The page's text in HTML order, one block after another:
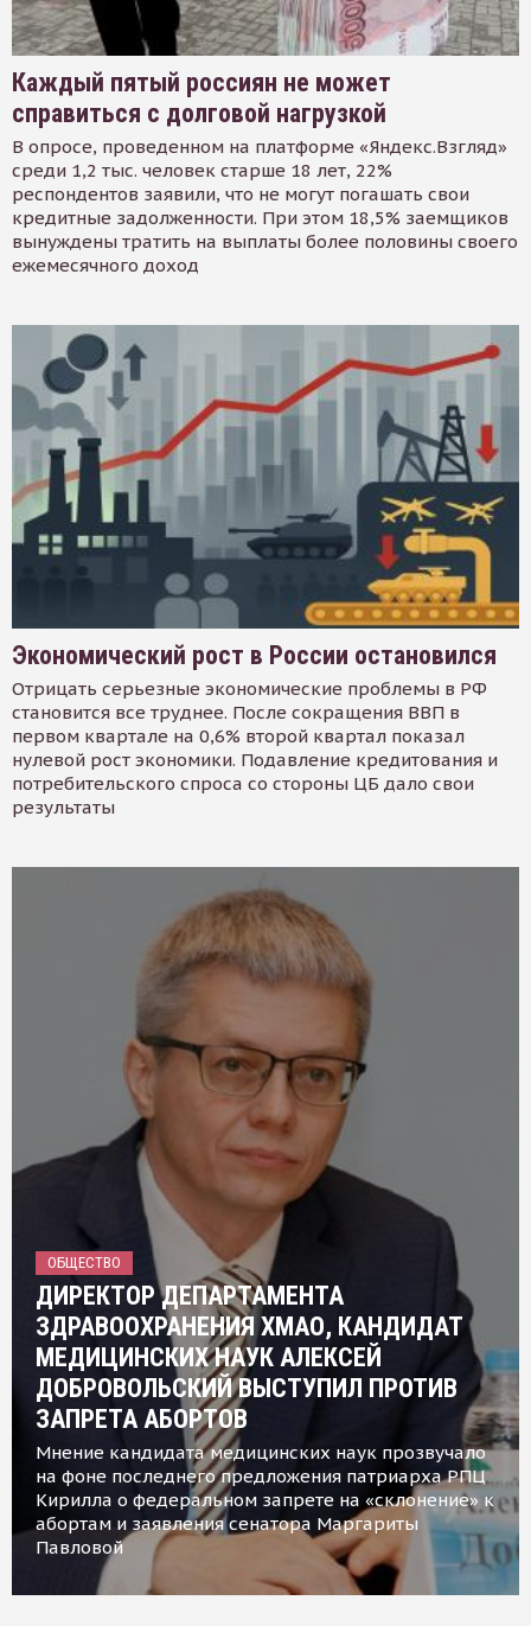
Каждый пятый россиян не может
справиться с долговой нагрузкой
В опросе, проведенном на платформе «Яндекс.Взгляд»
среди 1,2 тыс. человек старше 18 лет, 22%
респондентов заявили, что не могут погашать свои
кредитные задолженности. При этом 18,5% заемщиков
вынуждены тратить на выплаты более половины своего
ежемесячного доход
Экономический рост в России остановился
Отрицать серьезные экономические проблемы в РФ
становится все труднее. После сокращения ВВП в
первом квартале на 0,6% второй квартал показал
нулевой рост экономики. Подавление кредитования и
потребительского спроса со стороны ЦБ дало свои
результаты
ОБЩЕСТВО
ДИРЕКТОР ДЕПАРТАМЕНТА
ЗДРАВООХРАНЕНИЯ ХМАО, КАНДИДАТ
МЕДИЦИНСКИХ НАУК АЛЕКСЕЙ
ДОБРОВОЛЬСКИЙ ВЫСТУПИЛ ПРОТИВ
ЗАПРЕТА АБОРТОВ
Мнение кандидата медицинских наук прозвучало
на фоне последнего предложения патриарха РПЦ
Кирилла о федеральном запрете на «склонение» к
абортам и заявления сенатора Маргариты
Павловой